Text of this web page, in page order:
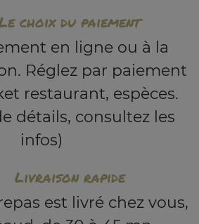
choix du paiement
en ligne ou à la
Réglez par paiement
restaurant, espèces.
détails, consultez les
infos)
Livraison rapide
est livré chez vous,